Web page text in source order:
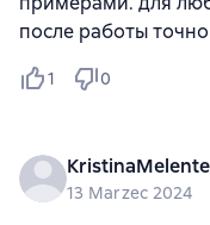
после работы
1 0
13 Marzec 2024